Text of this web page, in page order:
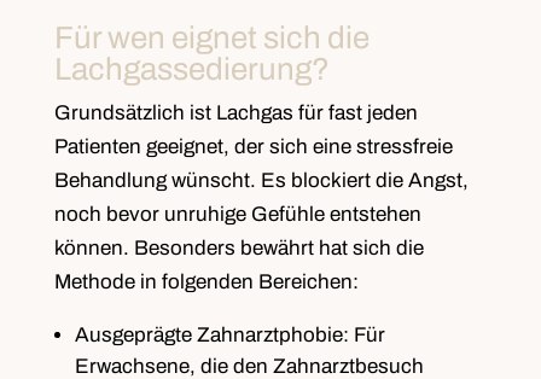
Für wen eignet sich die
Lachgassedierung?
Grundsätzlich ist Lachgas für fast jeden
Patienten geeignet, der sich eine stressfreie
Behandlung wünscht. Es blockiert die Angst,
noch bevor unruhige Gefühle entstehen
können. Besonders bewährt hat sich die
Methode in folgenden Bereichen:
Ausgeprägte Zahnarztphobie: Für
Erwachsene, die den Zahnarztbesuch